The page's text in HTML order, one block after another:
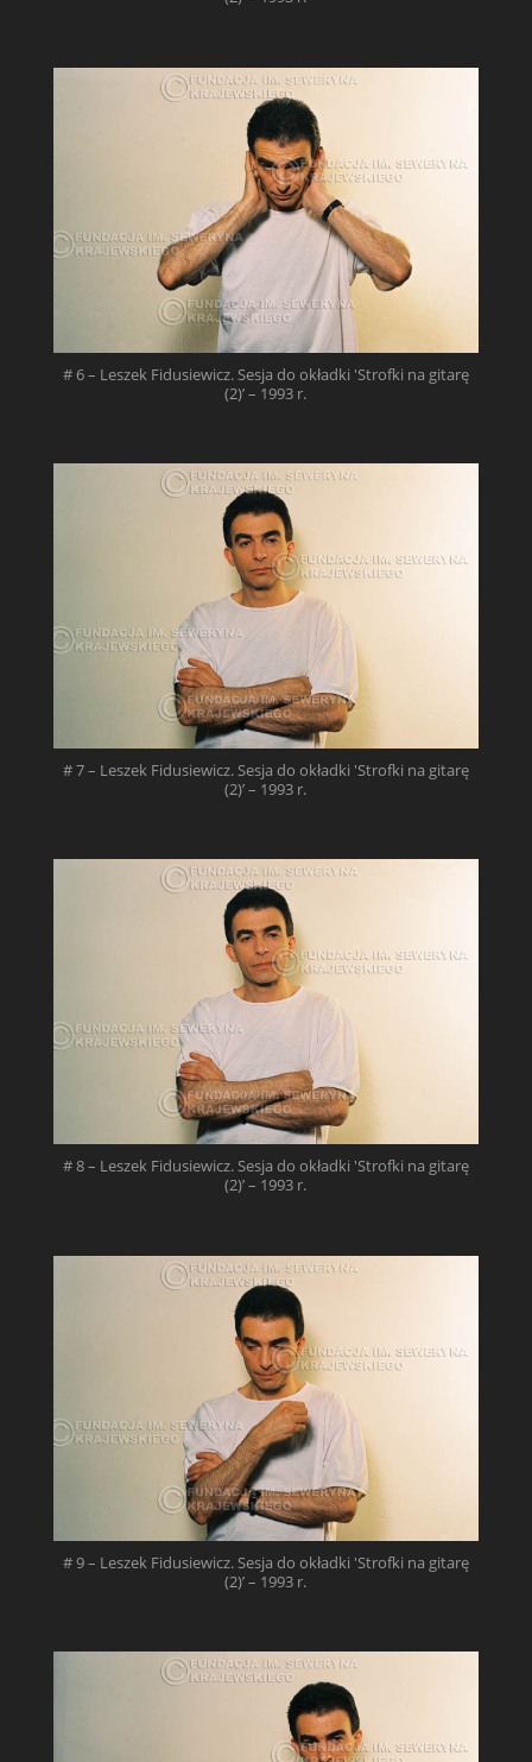
# 6 – Leszek Fidusiewicz. Sesja do okładki 'Strofki na gitarę
(2)’ – 1993 r.
# 7 – Leszek Fidusiewicz. Sesja do okładki 'Strofki na gitarę
(2)’ – 1993 r.
# 8 – Leszek Fidusiewicz. Sesja do okładki 'Strofki na gitarę
(2)’ – 1993 r.
# 9 – Leszek Fidusiewicz. Sesja do okładki 'Strofki na gitarę
(2)’ – 1993 r.